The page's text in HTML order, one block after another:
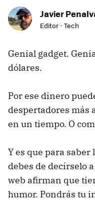
Javier
Editor - Tech
Genial gadget.
dólares.
Por ese dinero
despertadores más
en un tiempo. O
Y es que para
debes de decírselo
web afirman que
humor. Pondrás tu